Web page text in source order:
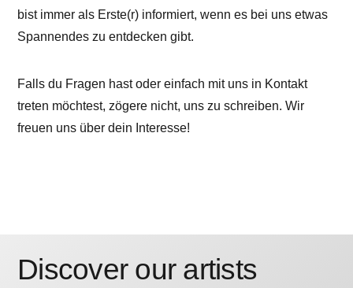
bist immer als Erste(r) informiert, wenn es bei uns etwas
Spannendes zu entdecken gibt.
Falls du Fragen hast oder einfach mit uns in Kontakt
treten möchtest, zögere nicht, uns zu schreiben. Wir
freuen uns über dein Interesse!
Discover our artists